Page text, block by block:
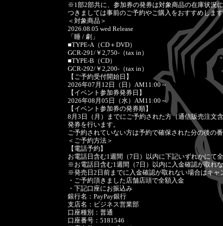
※1部2部共に、参加券の発券は対象商品の在庫状況
つきましては事前のご予約やご購入をおすすめしま
＜対象商品＞
2026.08.05 wed Release
「睡 / 劇」
■TYPE-A（CD＋DVD）
GCR-291/￥2,750-（tax in）
■TYPE-B（CD）
GCR-292/￥2,200-（tax in）
【ご予約受付開始日】
2026年07月12日（日）AM11:00～
【イベント参加券発券日】
2026年08月05日（水）AM11:00～
【イベント参加券の発券順】
8月3日（月）までにご予約された方（通信販売注文
発券を行います。
ご予約されていない方は予約で確保された分の後の
＜ご予約方法＞
【電話予約】
お電話日含む1週間（7日）以内に下記いずれかにて
※お電話日含む1週間（7日）以内に入金確認が取れ
※発売日2日前までに入金確認が取れない場合はキャ
・ご予約頂きました店舗店頭で全額入金
・下記口座にお振込み
銀行名：PayPay銀行
支店名：ビジネス営業部
口座種別：普通
口座番号：5181546